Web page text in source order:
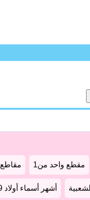
مقطع واحد من1 مقاطع2
أشهر أسماء أولاد 2019